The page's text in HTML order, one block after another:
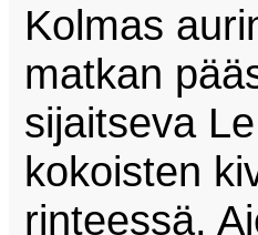
Kolmas
matkan
sijaitseva
kokoisten
rinteessä.